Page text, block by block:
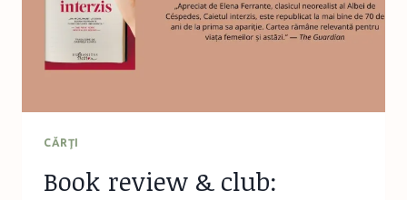
CĂRŢI
Book review & club: